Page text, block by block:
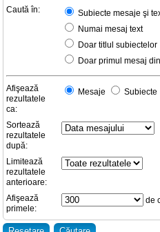
Caută în:
Subiecte mesaje şi
Numai mesaj text
Doar titlul subiectelor
Doar primul mesaj
Afişează
rezultatele
ca:
Mesaje Subiecte
Sortează
rezultatele
după:
Limitează
rezultatele
anterioare:
Afişează
primele:
de